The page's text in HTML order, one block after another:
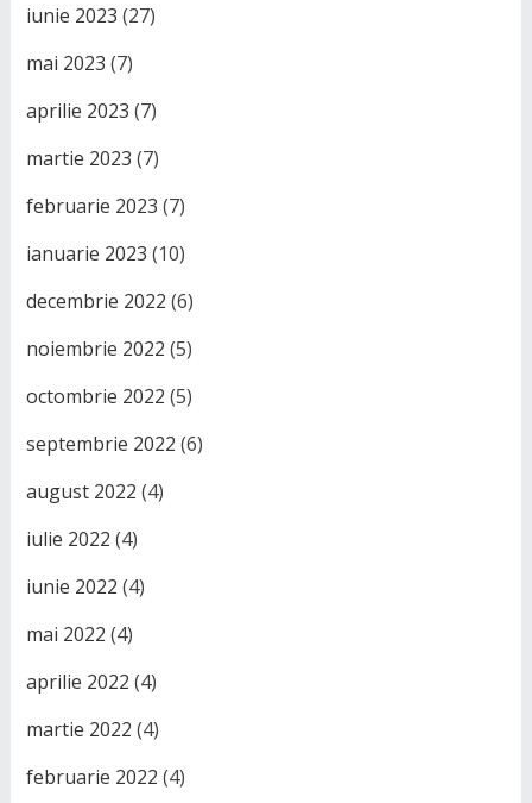
iunie 2023 (27)
mai 2023 (7)
aprilie 2023 (7)
martie 2023 (7)
februarie 2023 (7)
ianuarie 2023 (10)
decembrie 2022 (6)
noiembrie 2022 (5)
octombrie 2022 (5)
septembrie 2022 (6)
august 2022 (4)
iulie 2022 (4)
iunie 2022 (4)
mai 2022 (4)
aprilie 2022 (4)
martie 2022 (4)
februarie 2022 (4)